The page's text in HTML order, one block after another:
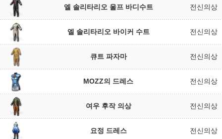
엘 솔리타리오 울프 바디수트 전신의상
엘 솔리타리오 바이커 수트 전신의상
큐트 파자마 전신의상
MOZZ의 드레스 전신의상
여우 후작 의상 전신의상
요정 드레스 전신의상